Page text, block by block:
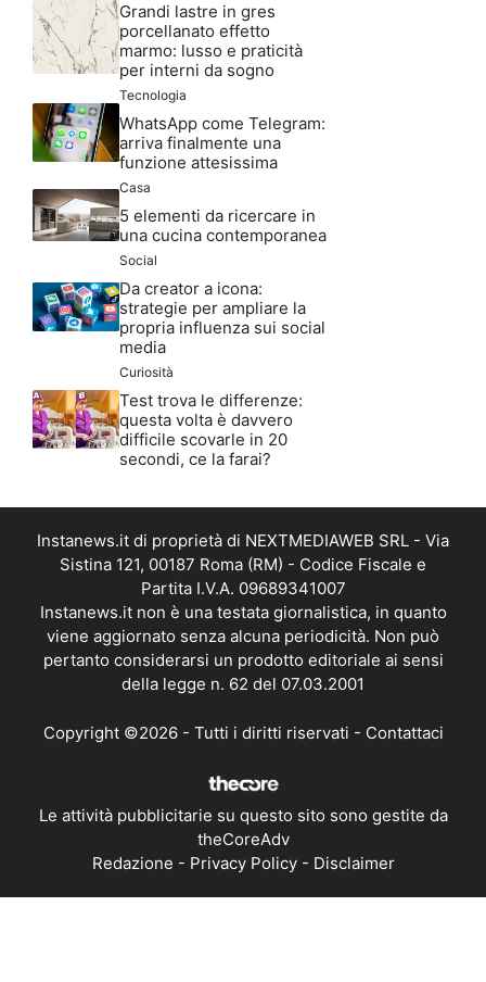
Grandi lastre in gres
porcellanato effetto
marmo: lusso e praticità
per interni da sogno
Tecnologia
WhatsApp come Telegram:
arriva finalmente una
funzione attesissima
Casa
5 elementi da ricercare in
una cucina contemporanea
Social
Da creator a icona:
strategie per ampliare la
propria influenza sui social
media
Curiosità
Test trova le differenze:
questa volta è davvero
difficile scovarle in 20
secondi, ce la farai?
Instanews.it di proprietà di NEXTMEDIAWEB SRL - Via
Sistina 121, 00187 Roma (RM) - Codice Fiscale e
Partita I.V.A. 09689341007
Instanews.it non è una testata giornalistica, in quanto
viene aggiornato senza alcuna periodicità. Non può
pertanto considerarsi un prodotto editoriale ai sensi
della legge n. 62 del 07.03.2001
Copyright ©2026 - Tutti i diritti riservati - Contattaci
Le attività pubblicitarie su questo sito sono gestite da
theCoreAdv
Redazione - Privacy Policy- Disclaimer